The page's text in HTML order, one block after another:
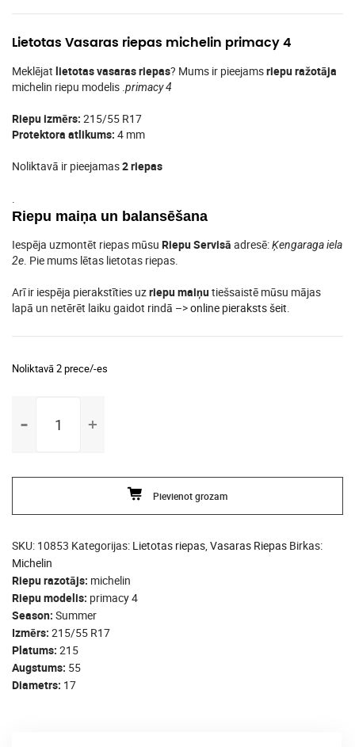
Lietotas Vasaras riepas michelin primacy 4
Meklējat lietotas vasaras riepas? Mums ir pieejamsriepu ražotāja
michelin riepu modelis .primacy 4
Riepu izmērs: 215/55 R17
Protektora atlikums: 4 mm
Noliktavā ir pieejamas2 riepas
.
Riepu maiņa un balansēšana
Iespēja uzmontēt riepas mūsu Riepu Servisā adresē:Ķengaraga iela
2e. Pie mums lētas lietotas riepas.
Arī ir iespēja pierakstīties uzriepu maiņutiešsaistē mūsu mājas
lapā un netērēt laiku gaidot rindā –>online pieraksts šeit.
Noliktavā 2 prece/-es
R17
4
Pievienot grozam
SKU: 10853 Kategorijas: Lietotas riepas, Vasaras Riepas Birkas:
Michelin
Riepu razotājs michelin
Riepu modelis primacy 4
Season Summer
Izmērs 215/55 R17
Platums 215
Augstums 55
Diametrs 17